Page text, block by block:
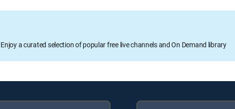
Enjoy a curated selection of popular free live channels and On Demand library